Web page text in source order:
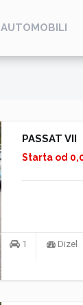
AUTOMOBILI
PASSAT VII
Starta od
1 Dizel